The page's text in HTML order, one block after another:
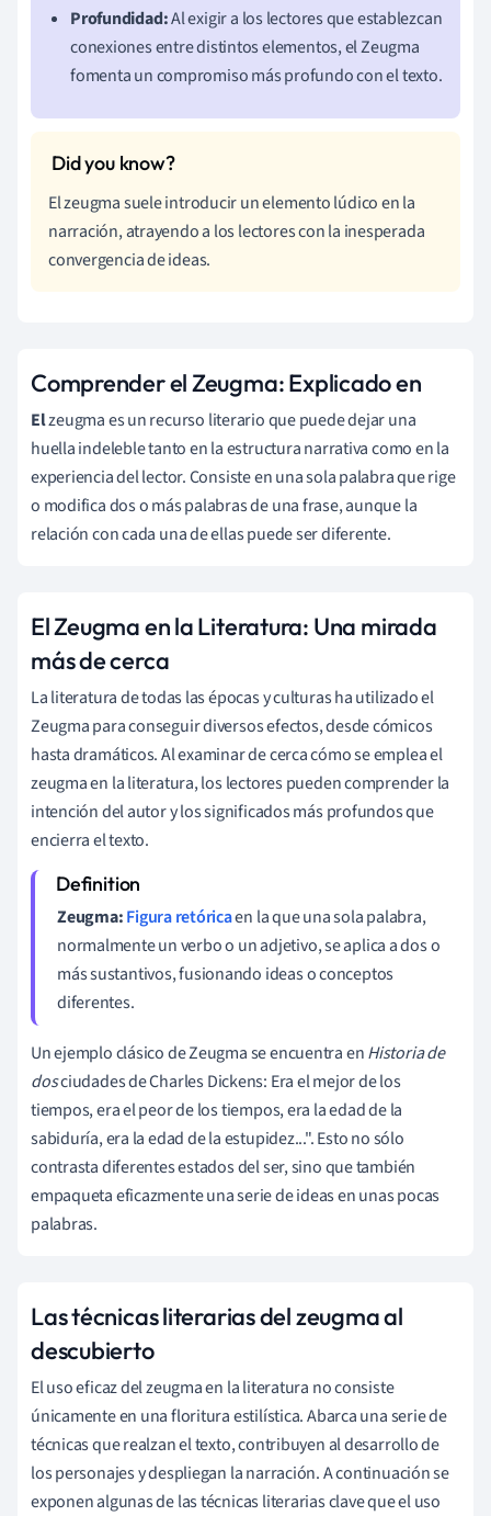
Profundidad:Al exigir a los lectores que establezcan
conexiones entre distintos elementos, el Zeugma
fomenta un compromiso más profundo con el texto.
El zeugma suele introducir un elemento lúdico en la
narración, atrayendo a los lectores con la inesperada
convergencia de ideas.
Comprender el Zeugma: Explicado en
Elzeugma es un recurso literario que puede dejar una
huella indeleble tanto en la estructura narrativa como en la
experiencia del lector. Consiste en una sola palabra que rige
o modifica dos o más palabras de una frase, aunque la
relación con cada una de ellas puede ser diferente.
El Zeugma en la Literatura: Una mirada
más de cerca
La literatura de todas las épocas y culturas ha utilizado el
Zeugma para conseguir diversos efectos, desde cómicos
hasta dramáticos. Al examinar de cerca cómo se emplea el
zeugma en la literatura, los lectores pueden comprender la
intención del autor y los significados más profundos que
encierra el texto.
Zeugma:Figura retóricaen la que una sola palabra,
normalmente un verbo o un adjetivo, se aplica a dos o
más sustantivos, fusionando ideas o conceptos
diferentes.
Un ejemplo clásico de Zeugma se encuentra enHistoria de
dosciudades de Charles Dickens: Era el mejor de los
tiempos, era el peor de los tiempos, era la edad de la
sabiduría, era la edad de la estupidez...". Esto no sólo
contrasta diferentes estados del ser, sino que también
empaqueta eficazmente una serie de ideas en unas pocas
palabras.
Las técnicas literarias del zeugma al
descubierto
El uso eficaz del zeugma en la literatura no consiste
únicamente en una floritura estilística. Abarca una serie de
técnicas que realzan el texto, contribuyen al desarrollo de
los personajes y despliegan la narración. A continuación se
exponen algunas de las técnicas literarias clave que el uso